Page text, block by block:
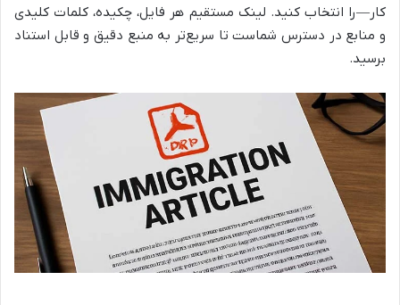
کار—را انتخاب کنید. لینک مستقیم هر فایل، چکیده، کلمات کلیدی
و منابع در دسترس شماست تا سریع‌تر به منبع دقیق و قابل استناد
برسید.